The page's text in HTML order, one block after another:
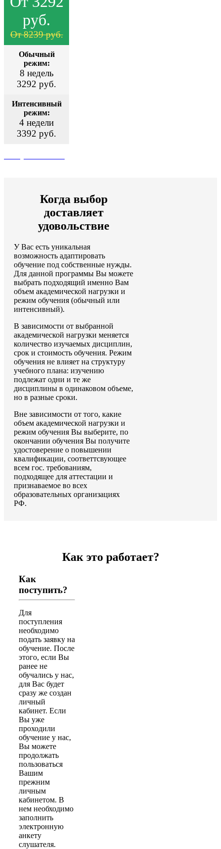
руб.
От 8239 руб.
Обычный
режим:
8 недель
3292 руб.
Интенсивный
режим:
4 недели
3392 руб.
Когда выбор
доставляет
удовольствие
У Вас есть уникальная
возможность адаптировать
обучение под собственные нужды.
Для данной программы Вы можете
выбрать подходящий именно Вам
объем академической нагрузки и
режим обучения (обычный или
интенсивный).
В зависимости от выбранной
академической нагрузки меняется
количество изучаемых дисциплин,
срок и стоимость обучения. Режим
обучения не влияет на структуру
учебного плана: изучению
подлежат одни и те же
дисциплины в одинаковом объеме,
но в разные сроки.
Вне зависимости от того, какие
объем академической нагрузки и
режим обучения Вы выберите, по
окончании обучения Вы получите
удостоверение о повышении
квалификации, соответтсвующее
всем гос. требованиям,
подходящее для аттестации и
признаваемое во всех
образовательных организациях
РФ.
Как это работает?
Как
поступить?
Для
поступления
необходимо
подать заявку на
обучение. После
этого, если Вы
ранее не
обучались у нас,
для Вас будет
сразу же создан
личный
кабинет. Если
Вы уже
проходили
обучение у нас,
Вы можете
продолжать
пользоваться
Вашим
прежним
личным
кабинетом. В
нем необходимо
заполнить
электронную
анкету
слушателя.